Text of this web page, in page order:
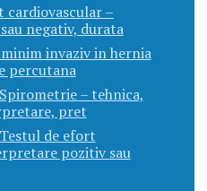
cardiovascular –
negativ, durata
invaziv in hernia
percutana
Spirometrie – tehnica,
pret
Testul de efort
pozitiv sau